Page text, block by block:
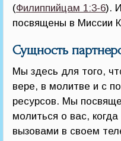
(Филиппийцам 1:3-6).
посвящены в Миссии
Сущность
Мы здесь для того,
вере, в молитве и с
ресурсов. Мы
молиться о вас,
вызовами в своем